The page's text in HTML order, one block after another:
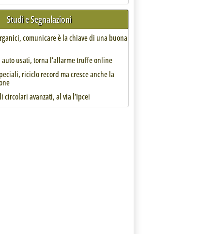
Regioni'
Studi e Segnalazioni
comunicare è la chiave di una buona
auto usati, torna l’allarme truffe online
riciclo record ma cresce anche la
circolari avanzati, al via l’Ipcei